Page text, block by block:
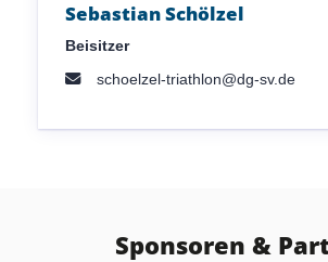
Sebastian Schölzel
Beisitzer
schoelzel-triathlon@dg-sv.de
Sponsoren &